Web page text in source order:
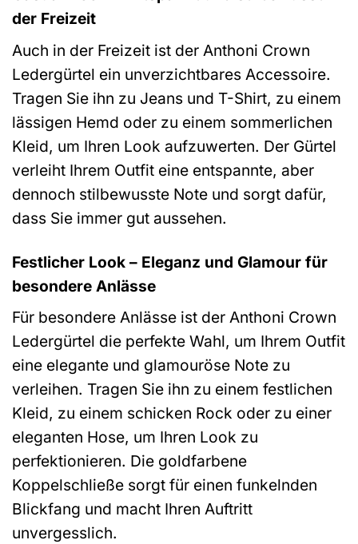
der Freizeit
Auch in der Freizeit ist der Anthoni Crown
Ledergürtel ein unverzichtbares Accessoire.
Tragen Sie ihn zu Jeans und T-Shirt, zu einem
lässigen Hemd oder zu einem sommerlichen
Kleid, um Ihren Look aufzuwerten. Der Gürtel
verleiht Ihrem Outfit eine entspannte, aber
dennoch stilbewusste Note und sorgt dafür,
dass Sie immer gut aussehen.
Festlicher Look – Eleganz und Glamour für
besondere Anlässe
Für besondere Anlässe ist der Anthoni Crown
Ledergürtel die perfekte Wahl, um Ihrem Outfit
eine elegante und glamouröse Note zu
verleihen. Tragen Sie ihn zu einem festlichen
Kleid, zu einem schicken Rock oder zu einer
eleganten Hose, um Ihren Look zu
perfektionieren. Die goldfarbene
Koppelschließe sorgt für einen funkelnden
Blickfang und macht Ihren Auftritt
unvergesslich.